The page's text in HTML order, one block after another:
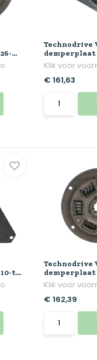
...
Technodrive
demperplaat
Klik voor
€ 161,63
t...
Technodrive
demperplaat
Klik voor
€ 162,39